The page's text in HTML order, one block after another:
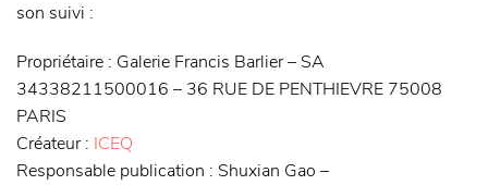
son suivi :
Propriétaire : Galerie Francis Barlier – SA
34338211500016 – 36 RUE DE PENTHIEVRE 75008
PARIS
Créateur: ICEQ
Responsable publication : Shuxian Gao –